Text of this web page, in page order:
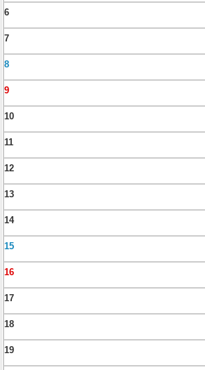
6
7
8
9
10
11
12
13
14
15
16
17
18
19